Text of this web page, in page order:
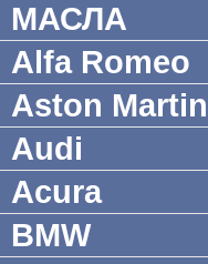
МАСЛА
Alfa Romeo
Aston Martin
Audi
Acura
BMW